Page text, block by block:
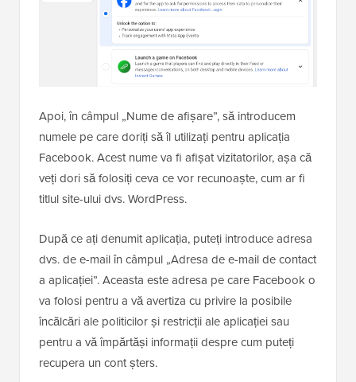
Apoi, în câmpul „Nume de afișare”, să introducem
numele pe care doriți să îl utilizați pentru aplicația
Facebook. Acest nume va fi afișat vizitatorilor, așa că
veți dori să folosiți ceva ce vor recunoaște, cum ar fi
titlul site-ului dvs. WordPress.
După ce ați denumit aplicația, puteți introduce adresa
dvs. de e-mail în câmpul „Adresa de e-mail de contact
a aplicației”. Aceasta este adresa pe care Facebook o
va folosi pentru a vă avertiza cu privire la posibile
încălcări ale politicilor și restricții ale aplicației sau
pentru a vă împărtăși informații despre cum puteți
recupera un cont șters.